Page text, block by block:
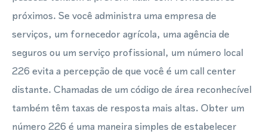
próximos. Se você administra uma empresa de
serviços, um fornecedor agrícola, uma agência de
seguros ou um serviço profissional, um número local
226 evita a percepção de que você é um call center
distante. Chamadas de um código de área reconhecível
também têm taxas de resposta mais altas. Obter um
número 226 é uma maneira simples de estabelecer